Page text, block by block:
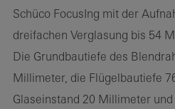
Schüco FocusIng mit der
dreifachen Verglasung bis 54
Die Grundbautiefe des
Millimeter, die Flügelbautiefe
Glaseinstand 20 Millimeter